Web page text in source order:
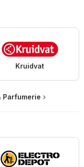
Kruidvat
Parfumerie